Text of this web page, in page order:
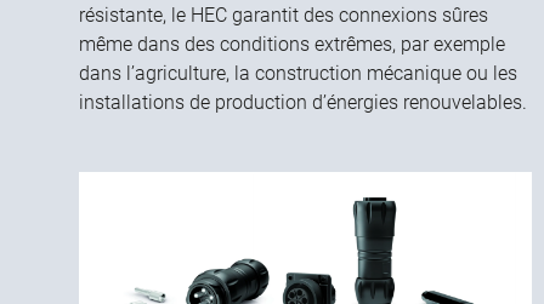
résistante, le HEC garantit des connexions sûres
même dans des conditions extrêmes, par exemple
dans l’agriculture, la construction mécanique ou les
installations de production d’énergies renouvelables.